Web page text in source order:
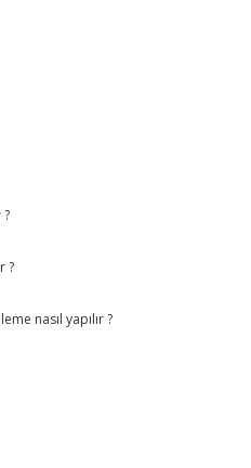
?
nasıl yapılır ?